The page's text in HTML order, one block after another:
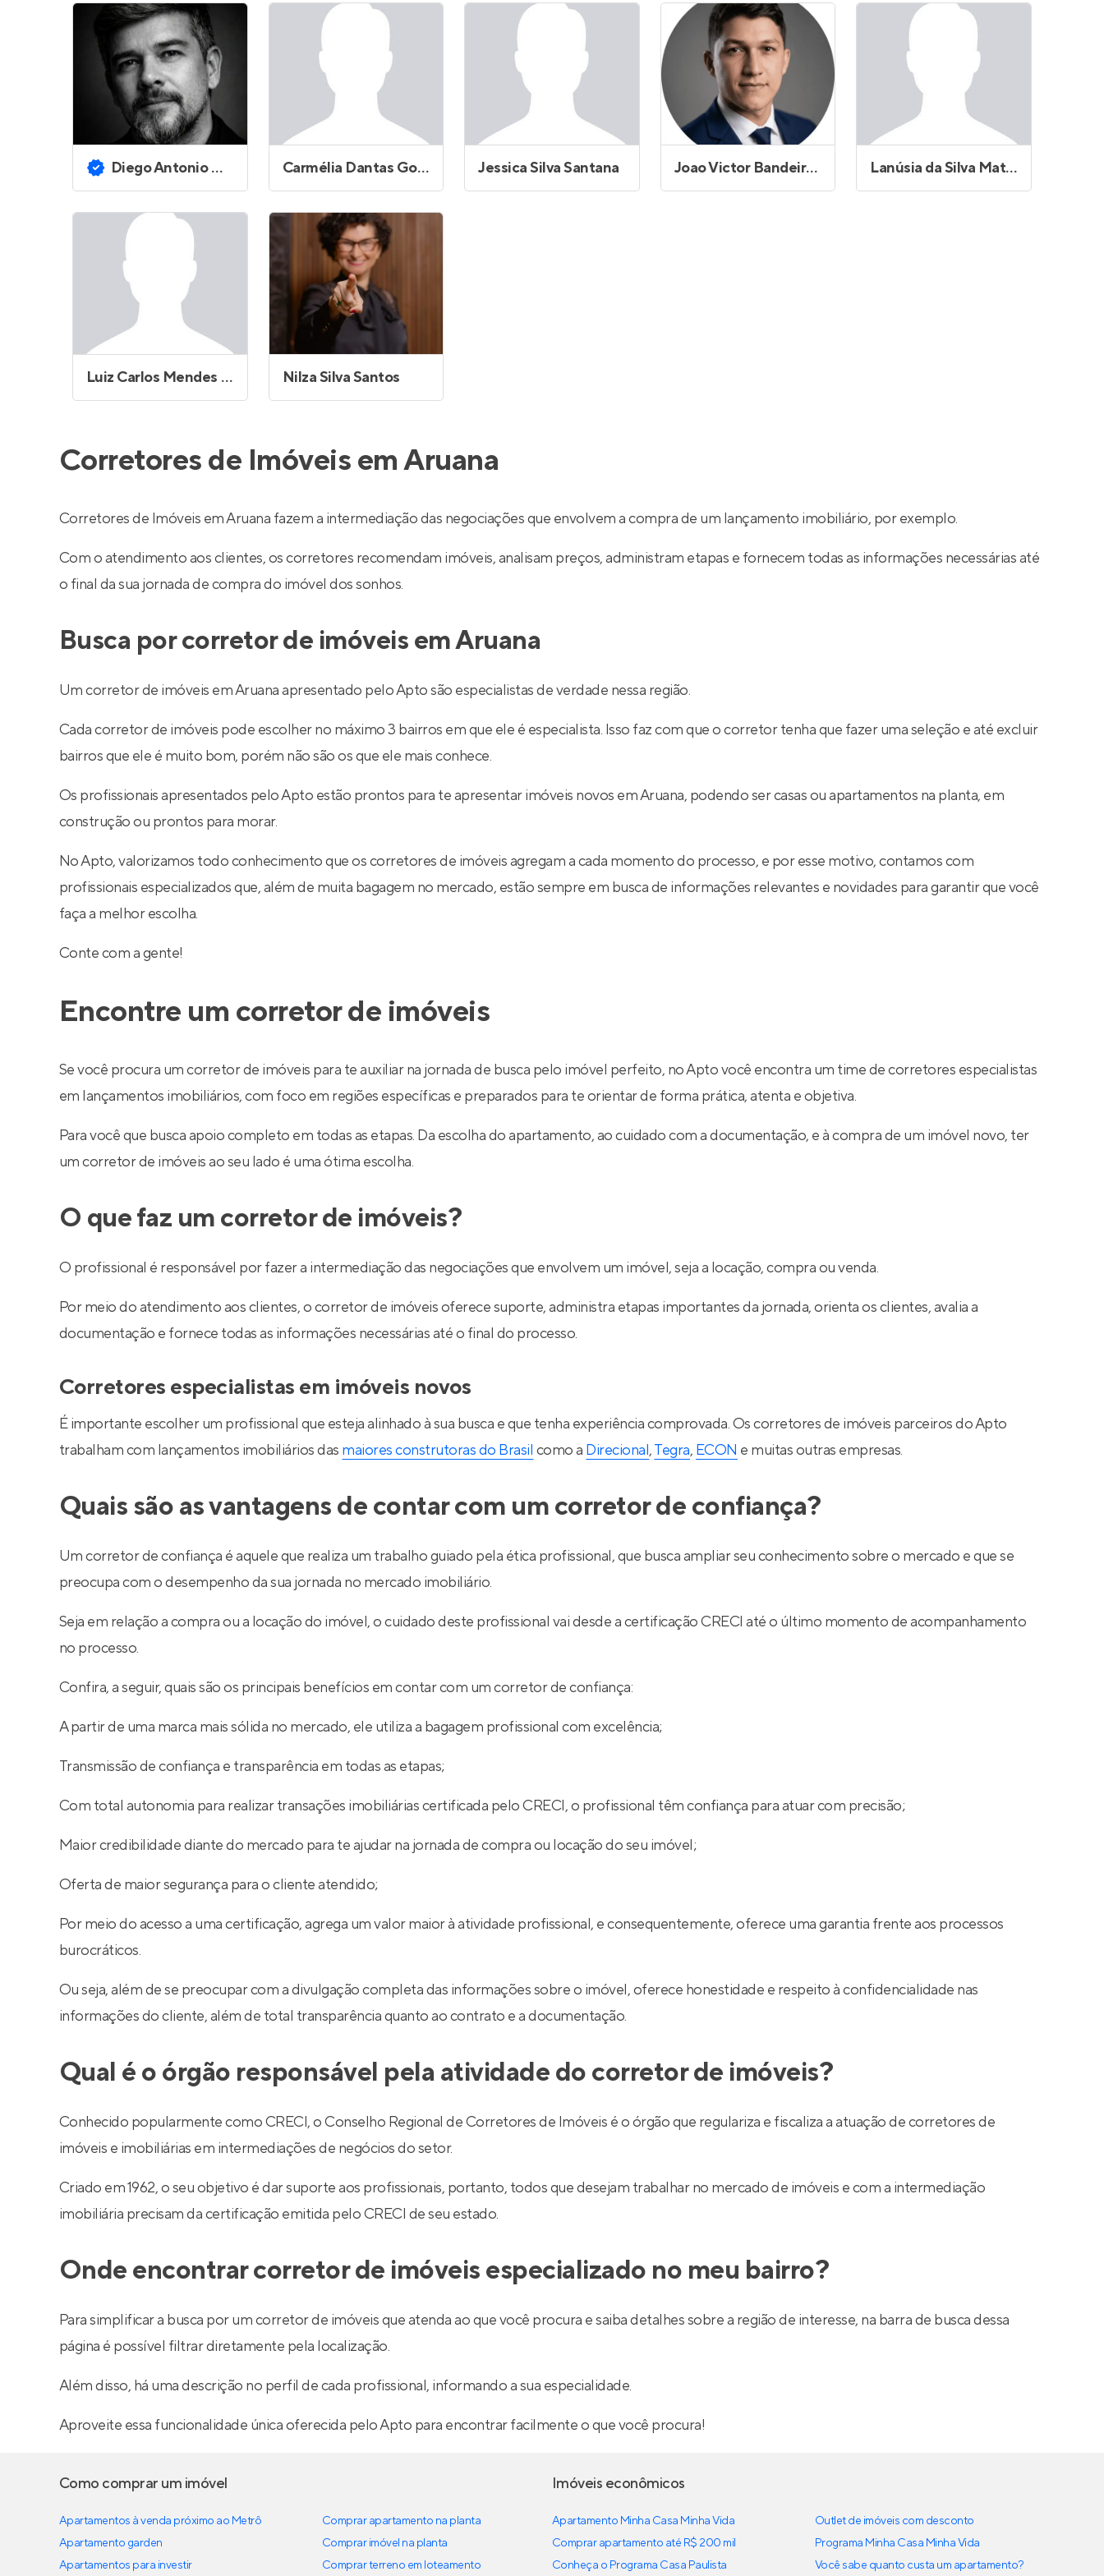
Entrar no Apto
Diego Antonio Gomes de Almeida Carmélia Dantas Gouveia Jessica Silva Santana Joao Victor Bandeira dos Santos Lanúsia da Silva Matos
Luiz Carlos Mendes dos Santos Nilza Silva Santos
Corretores de Imóveis em Aruana
Corretores de Imóveis em Aruana fazem a intermediação das negociações que envolvem a compra de um lançamento imobiliário, por exemplo.
Com o atendimento aos clientes, os corretores recomendam imóveis, analisam preços, administram etapas e fornecem todas as informações necessárias até
o final da sua jornada de compra do imóvel dos sonhos.
Busca por corretor de imóveis em Aruana
Um corretor de imóveis em Aruana apresentado pelo Apto são especialistas de verdade nessa região.
Cada corretor de imóveis pode escolher no máximo 3 bairros em que ele é especialista. Isso faz com que o corretor tenha que fazer uma seleção e até excluir
bairros que ele é muito bom, porém não são os que ele mais conhece.
Os profissionais apresentados pelo Apto estão prontos para te apresentar imóveis novos em Aruana, podendo ser casas ou apartamentos na planta, em
construção ou prontos para morar.
No Apto, valorizamos todo conhecimento que os corretores de imóveis agregam a cada momento do processo, e por esse motivo, contamos com
profissionais especializados que, além de muita bagagem no mercado, estão sempre em busca de informações relevantes e novidades para garantir que você
faça a melhor escolha.
Conte com a gente!
Encontre um corretor de imóveis
Se você procura um corretor de imóveis para te auxiliar na jornada de busca pelo imóvel perfeito, no Apto você encontra um time de corretores especialistas
em lançamentos imobiliários, com foco em regiões específicas e preparados para te orientar de forma prática, atenta e objetiva.
Para você que busca apoio completo em todas as etapas. Da escolha do apartamento, ao cuidado com a documentação, e à compra de um imóvel novo, ter
um corretor de imóveis ao seu lado é uma ótima escolha.
O que faz um corretor de imóveis?
O profissional é responsável por fazer a intermediação das negociações que envolvem um imóvel, seja a locação, compra ou venda.
Por meio do atendimento aos clientes, o corretor de imóveis oferece suporte, administra etapas importantes da jornada, orienta os clientes, avalia a
documentação e fornece todas as informações necessárias até o final do processo.
Corretores especialistas em imóveis novos
É importante escolher um profissional que esteja alinhado à sua busca e que tenha experiência comprovada. Os corretores de imóveis parceiros do Apto
trabalham com lançamentos imobiliários das maiores construtoras do Brasil como a Direcional,Tegra, ECON e muitas outras empresas.
Quais são as vantagens de contar com um corretor de confiança?
Um corretor de confiança é aquele que realiza um trabalho guiado pela ética profissional, que busca ampliar seu conhecimento sobre o mercado e que se
preocupa com o desempenho da sua jornada no mercado imobiliário.
Seja em relação a compra ou a locação do imóvel, o cuidado deste profissional vai desde a certificação CRECI até o último momento de acompanhamento
no processo.
Confira, a seguir, quais são os principais benefícios em contar com um corretor de confiança:
A partir de uma marca mais sólida no mercado, ele utiliza a bagagem profissional com excelência;
Transmissão de confiança e transparência em todas as etapas;
Com total autonomia para realizar transações imobiliárias certificada pelo CRECI, o profissional têm confiança para atuar com precisão;
Maior credibilidade diante do mercado para te ajudar na jornada de compra ou locação do seu imóvel;
Oferta de maior segurança para o cliente atendido;
Por meio do acesso a uma certificação, agrega um valor maior à atividade profissional, e consequentemente, oferece uma garantia frente aos processos
burocráticos.
Ou seja, além de se preocupar com a divulgação completa das informações sobre o imóvel, oferece honestidade e respeito à confidencialidade nas
informações do cliente, além de total transparência quanto ao contrato e a documentação.
Qual é o órgão responsável pela atividade do corretor de imóveis?
Conhecido popularmente como CRECI, o Conselho Regional de Corretores de Imóveis é o órgão que regulariza e fiscaliza a atuação de corretores de
imóveis e imobiliárias em intermediações de negócios do setor.
Criado em 1962, o seu objetivo é dar suporte aos profissionais, portanto, todos que desejam trabalhar no mercado de imóveis e com a intermediação
imobiliária precisam da certificação emitida pelo CRECI de seu estado.
Onde encontrar corretor de imóveis especializado no meu bairro?
Para simplificar a busca por um corretor de imóveis que atenda ao que você procura e saiba detalhes sobre a região de interesse, na barra de busca dessa
página é possível filtrar diretamente pela localização.
Além disso, há uma descrição no perfil de cada profissional, informando a sua especialidade.
Aproveite essa funcionalidade única oferecida pelo Apto para encontrar facilmente o que você procura!
Como comprar um imóvel
Apartamentos à venda próximo ao Metrô
Apartamento garden
Apartamentos para investir
Comprar apartamento na planta
Comprar imóvel na planta
Comprar terreno em loteamento
Imóveis econômicos
Apartamento Minha Casa Minha Vida
Comprar apartamento até R$ 200 mil
Conheça o Programa Casa Paulista
Outlet de imóveis com desconto
Programa Minha Casa Minha Vida
Você sabe quanto custa um apartamento?